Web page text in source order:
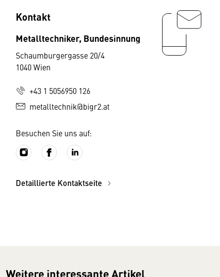
Kontakt
Metalltechniker, Bundesinnung
Schaumburgergasse 20/4
1040 Wien
+43 1 5056950 126
metalltechnik@bigr2.at
Besuchen Sie uns auf:
Detaillierte Kontaktseite
Weitere interessante Artikel